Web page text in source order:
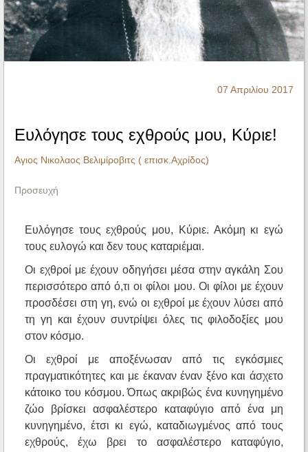
Ηχητικά
07 Απριλίου 2017
Ευλόγησε τους εχθρούς μου, Κύριε!
Αγιος Νικολαος Βελιμίροβιτς ( επισκ.Αχρίδος)
Προσευχή
Ευλόγησε τους εχθρούς μου, Κύριε. Ακόμη κι εγώ
τους ευλογώ και δεν τους καταριέμαι.
Οι εχθροί με έχουν οδηγήσει μέσα στην αγκάλη Σου
περισσότερο από ό,τι οι φίλοι μου. Οι φίλοι με έχουν
προσδέσει στη γη, ενώ οι εχθροί με έχουν λύσει από
τη γη και έχουν συντρίψει όλες τις φιλοδοξίες μου
στον κόσμο.
Οι εχθροί με αποξένωσαν από τις εγκόσμιες
πραγματικότητες και με έκαναν έναν ξένο και άσχετο
κάτοικο του κόσμου. Όπως ακριβώς ένα κυνηγημένο
ζώο βρίσκει ασφαλέστερο καταφύγιο από ένα μη
κυνηγημένο, έτσι κι εγώ, καταδιωγμένος από τους
εχθρούς, έχω βρει το ασφαλέστερο καταφύγιο,